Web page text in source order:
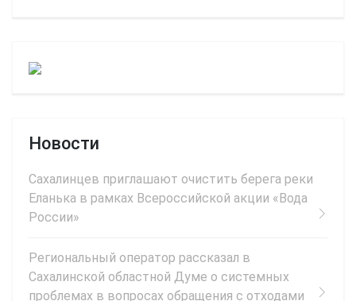
Новости
Сахалинцев приглашают очистить берега реки
Еланька в рамках Всероссийской акции «Вода
России»
Региональный оператор рассказал в
Сахалинской областной Думе о системных
проблемах в вопросах обращения с отходами